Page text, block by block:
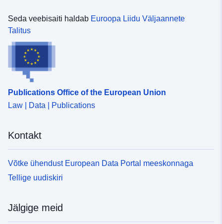
Seda veebisaiti haldab Euroopa Liidu Väljaannete
Talitus
Publications Office of the European Union
Law | Data | Publications
Kontakt
Võtke ühendust European Data Portal meeskonnaga
Tellige uudiskiri
Jälgige meid